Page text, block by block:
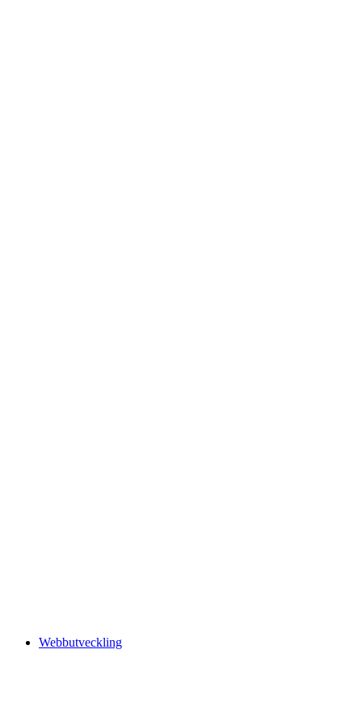
Webbutveckling